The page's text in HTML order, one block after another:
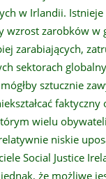
w Irlandii. Istnieje
wzrost zarobków w
zarabiających,
sektorach
sztucznie
faktyczny
wielu
niskie
Social Justice
że możliwe